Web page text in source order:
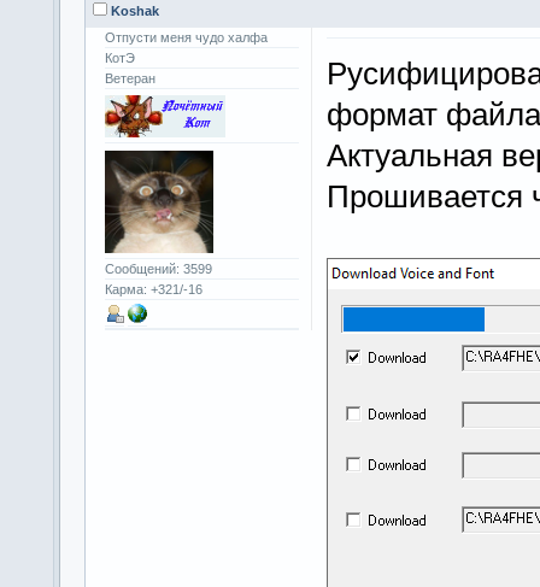
Koshak
Отпусти меня чудо халфа
КотЭ
Ветеран
Сообщений: 3599
Карма: +321/-16
формат
Актуальная
Прошивается